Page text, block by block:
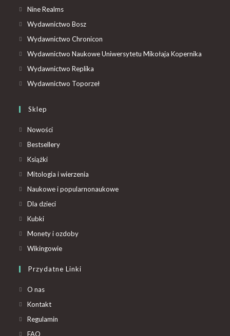
Nine Realms
Wydawnictwo Bosz
Wydawnictwo Chronicon
Wydawnictwo Naukowe Uniwersytetu Mikołaja Kopernika
Wydawnictwo Replika
Wydawnictwo Toporzeł
Sklep
Nowości
Bestsellery
Książki
Mitologia i wierzenia
Naukowe i popularnonaukowe
Dla dzieci
Kubki
Monety i ozdoby
Wikingowie
Przydatne Linki
O nas
Kontakt
Regulamin
FAQ